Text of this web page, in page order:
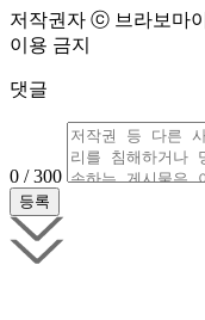
저작권자 ⓒ 브라보마
이용 금지
댓글
0 / 300